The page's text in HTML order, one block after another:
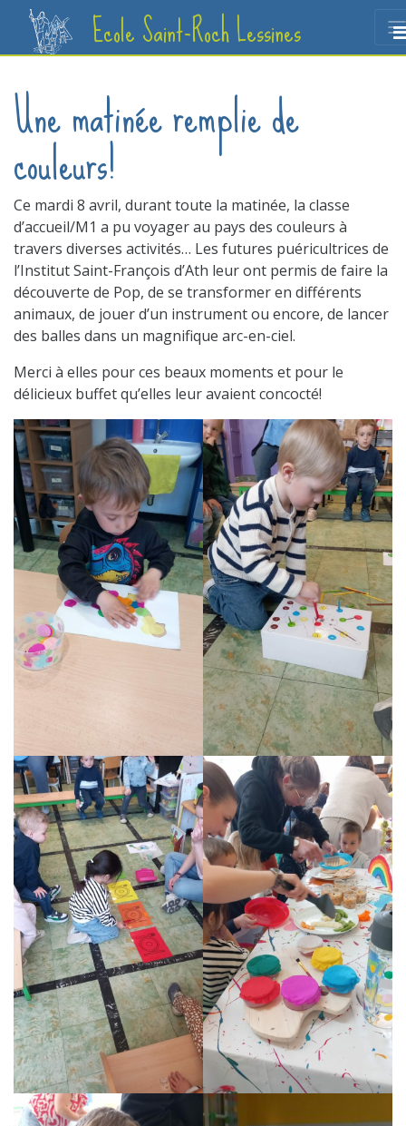
Ecole Saint-Roch Lessines
Une matinée remplie de
couleurs!
Ce mardi 8 avril, durant toute la matinée, la classe
d’accueil/M1 a pu voyager au pays des couleurs à
travers diverses activités… Les futures puéricultrices de
l’Institut Saint-François d’Ath leur ont permis de faire la
découverte de Pop, de se transformer en différents
animaux, de jouer d’un instrument ou encore, de lancer
des balles dans un magnifique arc-en-ciel.
Merci à elles pour ces beaux moments et pour le
délicieux buffet qu’elles leur avaient concocté!